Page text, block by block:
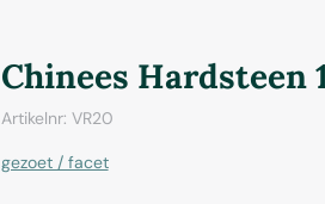
Chinees Hardsteen
Artikelnr: VR20
gezoet / facet